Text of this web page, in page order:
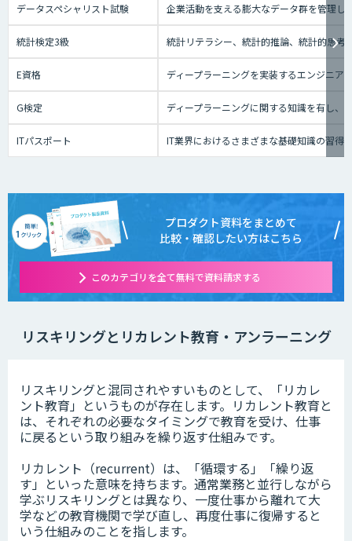
データスペシャリスト試験 企業活動を支える膨大なデータ群を管理し
統計検定3級 統計リテラシー、統計的推論、統計的思考
E資格 ディープラーニングを実装するエンジニア
G検定 ディープラーニングに関する知識を有し
ITパスポート IT業界におけるさまざまな基礎知識の習得
プロダクト資料をまとめて
比較・確認したい方はこちら
このカテゴリを全て無料で資料請求する
リスキリングとリカレント教育・アンラーニング
リスキリングと混同されやすいものとして、「リカレ
ント教育」というものが存在します。リカレント教育と
は、それぞれの必要なタイミングで教育を受け、仕事
に戻るという取り組みを繰り返す仕組みです。
リカレント（recurrent）は、「循環する」「繰り返
す」といった意味を持ちます。通常業務と並行しながら
学ぶリスキリングとは異なり、一度仕事から離れて大
学などの教育機関で学び直し、再度仕事に復帰すると
いう仕組みのことを指します。